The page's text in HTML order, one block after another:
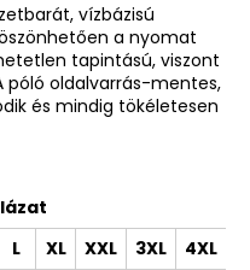
vízbázisú
a nyomat
tapintású, viszont
póló oldalvarrás-mentes,
és mindig tökéletesen
L XL XXL 3XL
4XL